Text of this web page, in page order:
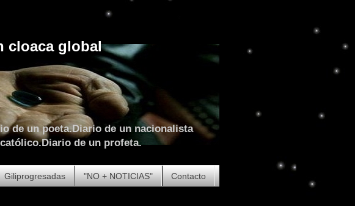
cloaca global
de un poeta.Diario de un nacionalista
de un profeta.
Giliprogresadas "NO + NOTICIAS" Contacto